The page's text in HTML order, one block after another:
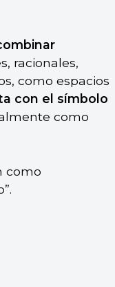
racionales,
como espacios
con el símbolo
como
como